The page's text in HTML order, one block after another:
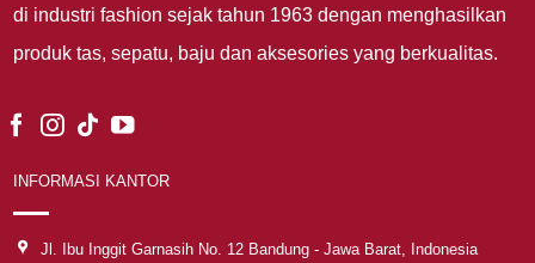
di industri fashion sejak tahun 1963 dengan menghasilkan
produk tas, sepatu, baju dan aksesories yang berkualitas.
INFORMASI KANTOR
Jl. Ibu Inggit Garnasih No. 12 Bandung - Jawa Barat, Indonesia